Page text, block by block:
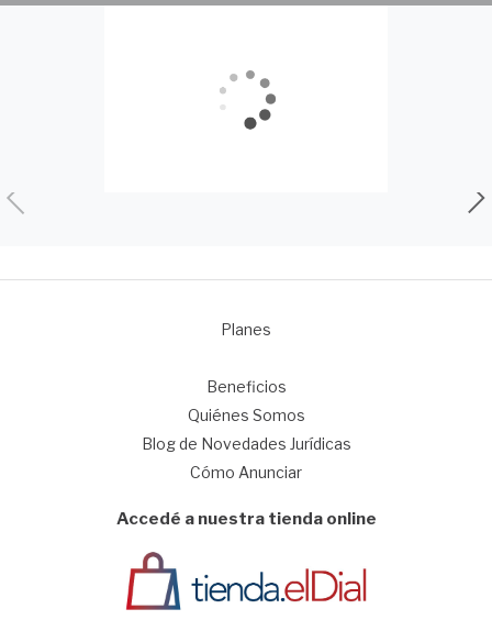
Planes
Beneficios
Quiénes Somos
Blog de Novedades Jurídicas
Cómo Anunciar
Accedé a nuestra tienda online